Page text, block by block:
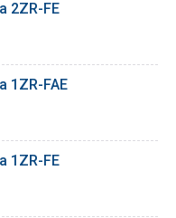
2ZR-FE
1ZR-FAE
1ZR-FE